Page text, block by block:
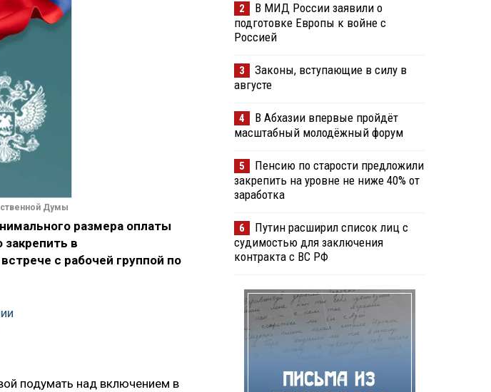
Думы
размера оплаты
в
с рабочей группой по
подумать над включением в
2
В МИД России заявили о
подготовке Европы к войне с
Россией
3
Законы, вступающие в силу в
августе
4
В Абхазии впервые пройдёт
масштабный молодёжный форум
5
Пенсию по старости предложили
закрепить на уровне не ниже 40% от
заработка
6
Путин расширил список лиц с
судимостью для заключения
контракта с ВС РФ